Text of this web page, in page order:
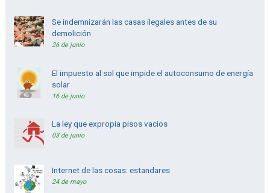
Se indemnizarán las casas ilegales antes de su
demolición
26 de junio
El impuesto al sol que impide el autoconsumo de energía
solar
16 de junio
La ley que expropia pisos vacios
03 de junio
Internet de las cosas: estandares
24 de mayo